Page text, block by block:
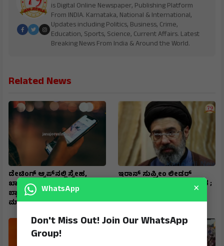
is Digital Online Newspaper, Publishing Platform
From INDIA. Karnataka, National & International,
Updates including Politics, Business, Crime,
Education, Sports, Science, Current Affairs. Latest
Breaking News From India & Around the World.
Related News
ಡೇಟಿಂಗ್ ಆ್ಯಪ್‌ನಲ್ಲಿ ಸ್ನೇಹ,
ಖಾಸಗಿ ಫೋಟೋಗಳಿಂದ
ಬ್ಲ್ಯಾಕ್‌ಮೇಲ್: ₹6 ಕೋಟಿ ಸುಲಿಗೆ
ಮಾಡಿದ ಖತರ್ನಾಕ್‌ ಮಹಿಳೆ
ಇರಾನ್‌ ಸುಪ್ರೀಂ ಲೀಡರ್‌
ಮೊಜ್ತಬಾ ಖಮೇನಿ ಸ್ಥಿತಿ ಗಂಭೀರ ;
ಆಸ್ಪತ್ರೆಗೆ ದಾಖಲು : ಇಸ್ರೇಲಿ
ಮಾಧ್ಯಮ ವರದಿ
WhatsApp ×
Don't Miss Out! Join Our WhatsApp
Group!